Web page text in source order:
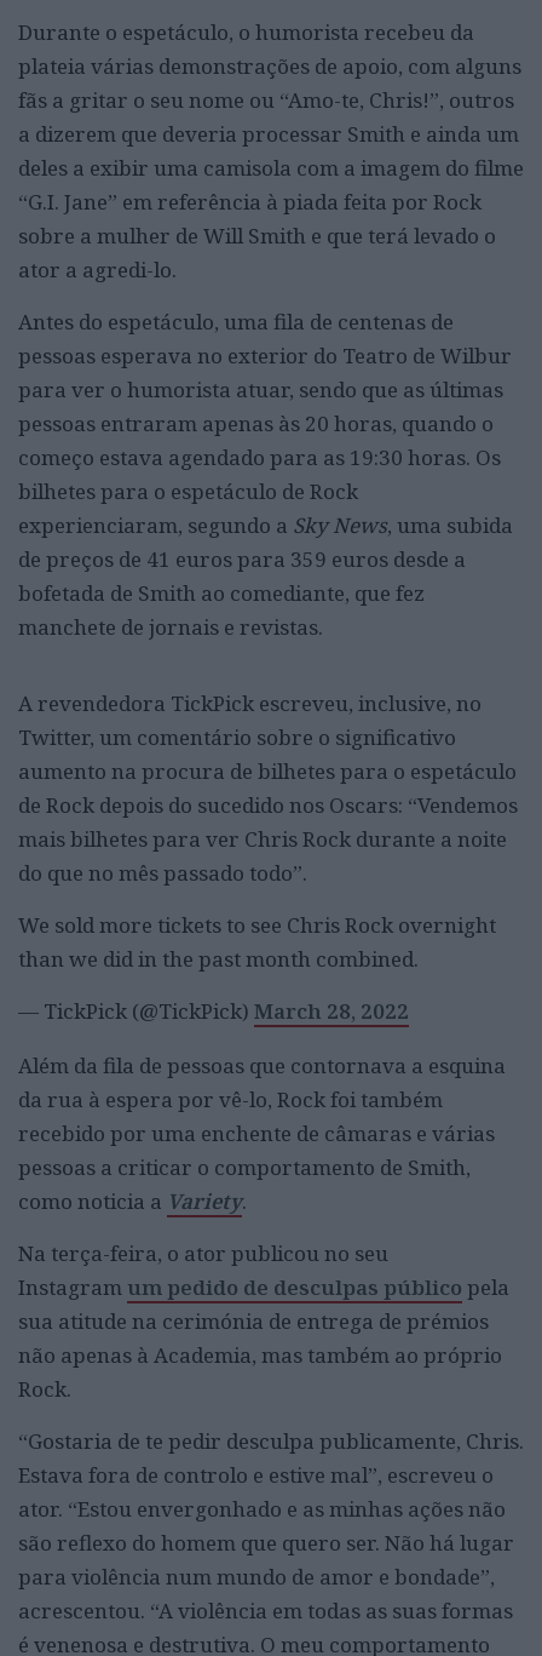
Durante o espetáculo, o humorista recebeu da
plateia várias demonstrações de apoio, com alguns
fãs a gritar o seu nome ou “Amo-te, Chris!”, outros
a dizerem que deveria processar Smith e ainda um
deles a exibir uma camisola com a imagem do filme
“G.I. Jane” em referência à piada feita por Rock
sobre a mulher de Will Smith e que terá levado o
ator a agredi-lo.
Antes do espetáculo, uma fila de centenas de
pessoas esperava no exterior do Teatro de Wilbur
para ver o humorista atuar, sendo que as últimas
pessoas entraram apenas às 20 horas, quando o
começo estava agendado para as 19:30 horas. Os
bilhetes para o espetáculo de Rock
experienciaram, segundo a Sky News, uma subida
de preços de 41 euros para 359 euros desde a
bofetada de Smith ao comediante, que fez
manchete de jornais e revistas.
A revendedora TickPick escreveu, inclusive, no
Twitter, um comentário sobre o significativo
aumento na procura de bilhetes para o espetáculo
de Rock depois do sucedido nos Oscars: “Vendemos
mais bilhetes para ver Chris Rock durante a noite
do que no mês passado todo”.
We sold more tickets to see Chris Rock overnight
than we did in the past month combined.
— TickPick (@TickPick) March 28, 2022
Além da fila de pessoas que contornava a esquina
da rua à espera por vê-lo, Rock foi também
recebido por uma enchente de câmaras e várias
pessoas a criticar o comportamento de Smith,
como noticia a Variety.
Na terça-feira, o ator publicou no seu
Instagram um pedido de desculpas público pela
sua atitude na cerimónia de entrega de prémios
não apenas à Academia, mas também ao próprio
Rock.
“Gostaria de te pedir desculpa publicamente, Chris.
Estava fora de controlo e estive mal”, escreveu o
ator. “Estou envergonhado e as minhas ações não
são reflexo do homem que quero ser. Não há lugar
para violência num mundo de amor e bondade”,
acrescentou. “A violência em todas as suas formas
é venenosa e destrutiva. O meu comportamento